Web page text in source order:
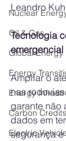
Nuclear
Oil & Gas
Global Energy
Energy
Energy
Carbon Credits
Electric
Leandro
Tecnologia
emergencial
Ampliar o
nas
garante não
dados em
segurança